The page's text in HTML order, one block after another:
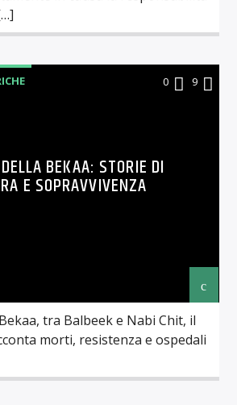
0 9
BEKAA: STORIE DI
E SOPRAVVIVENZA
tra Balbeek e Nabi Chit, il
morti, resistenza e ospedali